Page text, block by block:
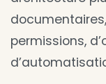
permissions,